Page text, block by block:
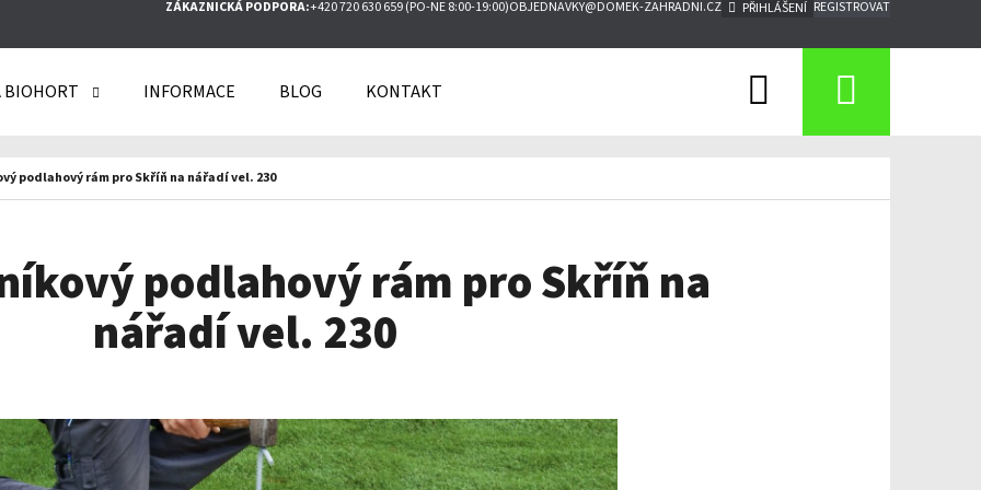
ZÁKAZNICKÁ PODPORA:+420 720 630 659 (PO-NE 8:00-19:00)OBJEDNAVKY@DOMEK-ZAHRADNI.CZ PŘIHLÁŠENÍ REGISTROVAT
BIOHORT INFORMACE BLOG KONTAKT Hledat
podlahový rám pro Skříň na nářadí vel. 230
podlahový rám pro Skříň na
nářadí vel. 230
DOPORUČUJEME